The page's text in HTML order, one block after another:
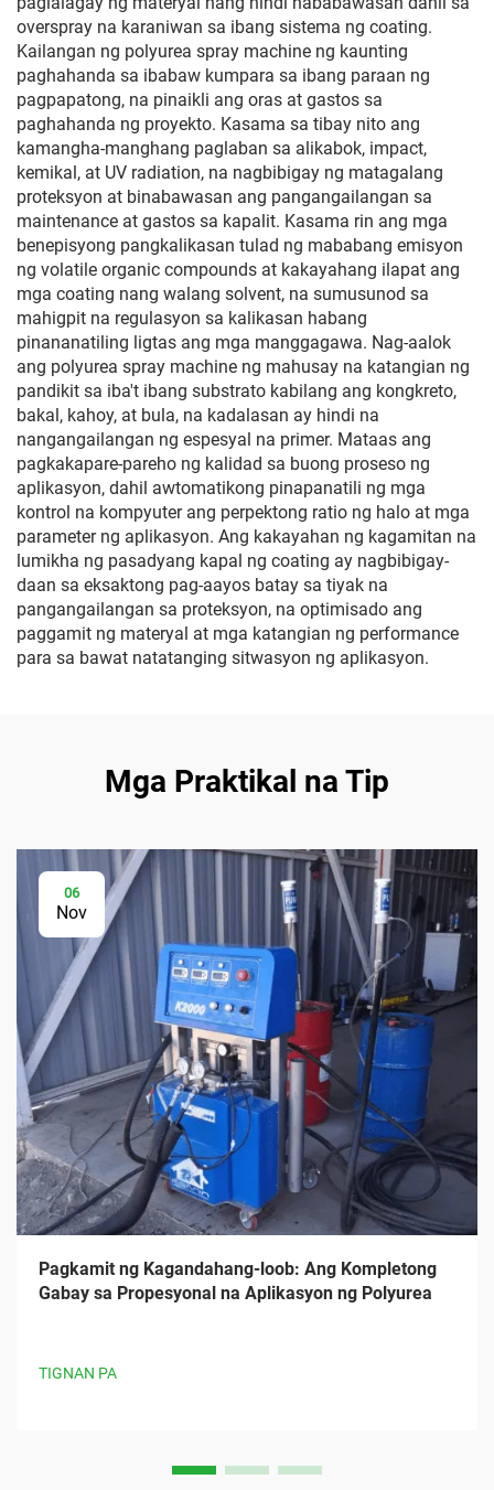
overspray na karaniwan sa ibang sistema ng coating.
Kailangan ng polyurea spray machine ng kaunting
paghahanda sa ibabaw kumpara sa ibang paraan ng
pagpapatong, na pinaikli ang oras at gastos sa
paghahanda ng proyekto. Kasama sa tibay nito ang
kamangha-manghang paglaban sa alikabok, impact,
kemikal, at UV radiation, na nagbibigay ng matagalang
proteksyon at binabawasan ang pangangailangan sa
maintenance at gastos sa kapalit. Kasama rin ang mga
benepisyong pangkalikasan tulad ng mababang emisyon
ng volatile organic compounds at kakayahang ilapat ang
mga coating nang walang solvent, na sumusunod sa
mahigpit na regulasyon sa kalikasan habang
pinananatiling ligtas ang mga manggagawa. Nag-aalok
ang polyurea spray machine ng mahusay na katangian ng
pandikit sa iba't ibang substrato kabilang ang kongkreto,
bakal, kahoy, at bula, na kadalasan ay hindi na
nangangailangan ng espesyal na primer. Mataas ang
pagkakapare-pareho ng kalidad sa buong proseso ng
aplikasyon, dahil awtomatikong pinapanatili ng mga
kontrol na kompyuter ang perpektong ratio ng halo at mga
parameter ng aplikasyon. Ang kakayahan ng kagamitan na
lumikha ng pasadyang kapal ng coating ay nagbibigay-
daan sa eksaktong pag-aayos batay sa tiyak na
pangangailangan sa proteksyon, na optimisado ang
paggamit ng materyal at mga katangian ng performance
para sa bawat natatanging sitwasyon ng aplikasyon.
Mga Praktikal na Tip
06
Nov
Pagkamit ng Kagandahang-loob: Ang Kompletong
Gabay sa Propesyonal na Aplikasyon ng Polyurea
TIGNAN PA